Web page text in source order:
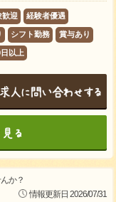
歓迎 経験者優遇
シフト勤務 賞与あり
以上
か？
情報更新日 2026/07/31